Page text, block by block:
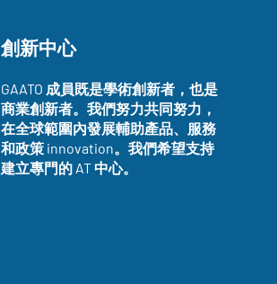
創新中心
GAATO 成員既是學術創新者，也是
商業創新者。我們努力共同努力，
在全球範圍內發展輔助產品、服務
和政策 innovation。我們希望支持
建立專門的 AT 中心。